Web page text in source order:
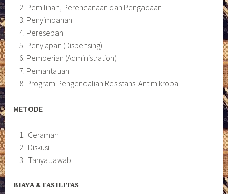
Pemilihan, Perencanaan dan Pengadaan
Penyimpanan
Peresepan
Penyiapan (Dispensing)
Pemberian (Administration)
Pemantauan
Program Pengendalian Resistansi Antimikroba
METODE
Ceramah
Diskusi
Tanya Jawab
BIAYA & FASILITAS